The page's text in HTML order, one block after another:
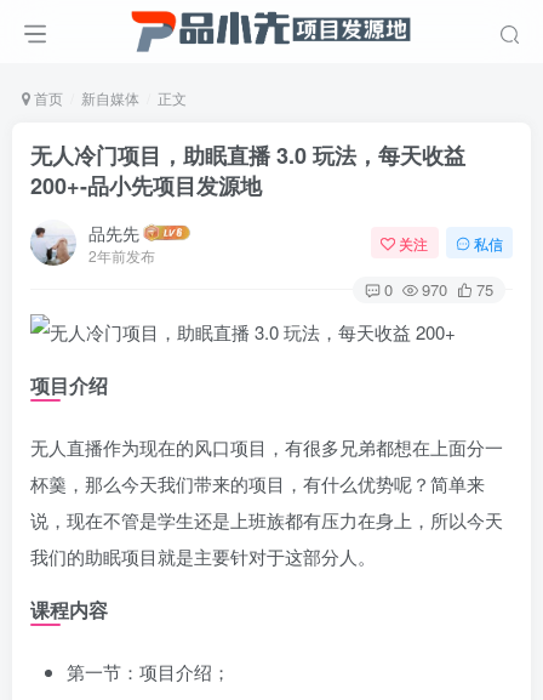
首页 新自媒体 正文
无人冷门项目，助眠直播 3.0 玩法，每天收益
200+-品小先项目发源地
品先先
2年前发布
关注 私信
0 970 75
项目介绍
无人直播作为现在的风口项目，有很多兄弟都想在上面分一
杯羹，那么今天我们带来的项目，有什么优势呢？简单来
说，现在不管是学生还是上班族都有压力在身上，所以今天
我们的助眠项目就是主要针对于这部分人。
课程内容
第一节：项目介绍；